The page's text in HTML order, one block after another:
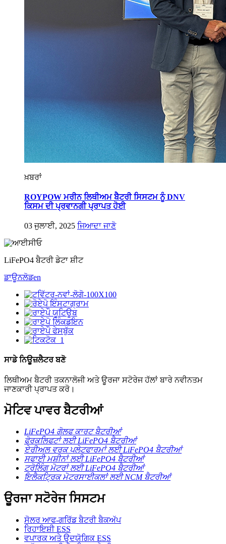
ਖ਼ਬਰਾਂ
ROYPOW ਮਰੀਨ ਲਿਥੀਅਮ ਬੈਟਰੀ ਸਿਸਟਮ ਨੂੰ DNV
ਕਿਸਮ ਦੀ ਪ੍ਰਵਾਨਗੀ ਪ੍ਰਾਪਤ ਹੋਈ
03 ਜੁਲਾਈ, 2025 ਜਿਆਦਾ ਜਾਣੋ
LiFePO4 ਬੈਟਰੀ ਡੇਟਾ ਸ਼ੀਟ
ਡਾਊਨਲੋਡen
ਸਾਡੇ ਨਿਊਜ਼ਲੈਟਰ ਬਣੋ
ਲਿਥੀਅਮ ਬੈਟਰੀ ਤਕਨਾਲੋਜੀ ਅਤੇ ਊਰਜਾ ਸਟੋਰੇਜ ਹੱਲਾਂ ਬਾਰੇ ਨਵੀਨਤਮ
ਜਾਣਕਾਰੀ ਪ੍ਰਾਪਤ ਕਰੋ।
ਮੋਟਿਵ ਪਾਵਰ ਬੈਟਰੀਆਂ
LiFePO4 ਗੋਲਫ ਕਾਰਟ ਬੈਟਰੀਆਂ
ਫੋਰਕਲਿਫਟਾਂ ਲਈ LiFePO4 ਬੈਟਰੀਆਂ
ਏਰੀਅਲ ਵਰਕ ਪਲੇਟਫਾਰਮਾਂ ਲਈ LiFePO4 ਬੈਟਰੀਆਂ
ਸਫਾਈ ਮਸ਼ੀਨਾਂ ਲਈ LiFePO4 ਬੈਟਰੀਆਂ
ਟਰੋਲਿੰਗ ਮੋਟਰਾਂ ਲਈ LiFePO4 ਬੈਟਰੀਆਂ
ਇਲੈਕਟ੍ਰਿਕ ਮੋਟਰਸਾਈਕਲਾਂ ਲਈ NCM ਬੈਟਰੀਆਂ
ਊਰਜਾ ਸਟੋਰੇਜ ਸਿਸਟਮ
ਸੋਲਰ ਆਫ-ਗਰਿੱਡ ਬੈਟਰੀ ਬੈਕਅੱਪ
ਰਿਹਾਇਸ਼ੀ ESS
ਵਪਾਰਕ ਅਤੇ ਉਦਯੋਗਿਕ ESS